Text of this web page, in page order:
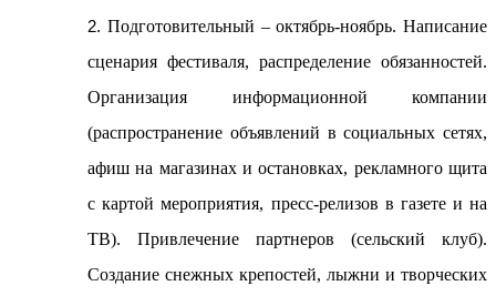
Подготовительный – октябрь-ноябрь. Написание
сценария фестиваля, распределение обязанностей.
Организация информационной компании
(распространение объявлений в социальных сетях,
афиш на магазинах и остановках, рекламного щита
с картой мероприятия, пресс-релизов в газете и на
ТВ). Привлечение партнеров (сельский клуб).
Создание снежных крепостей, лыжни и творческих